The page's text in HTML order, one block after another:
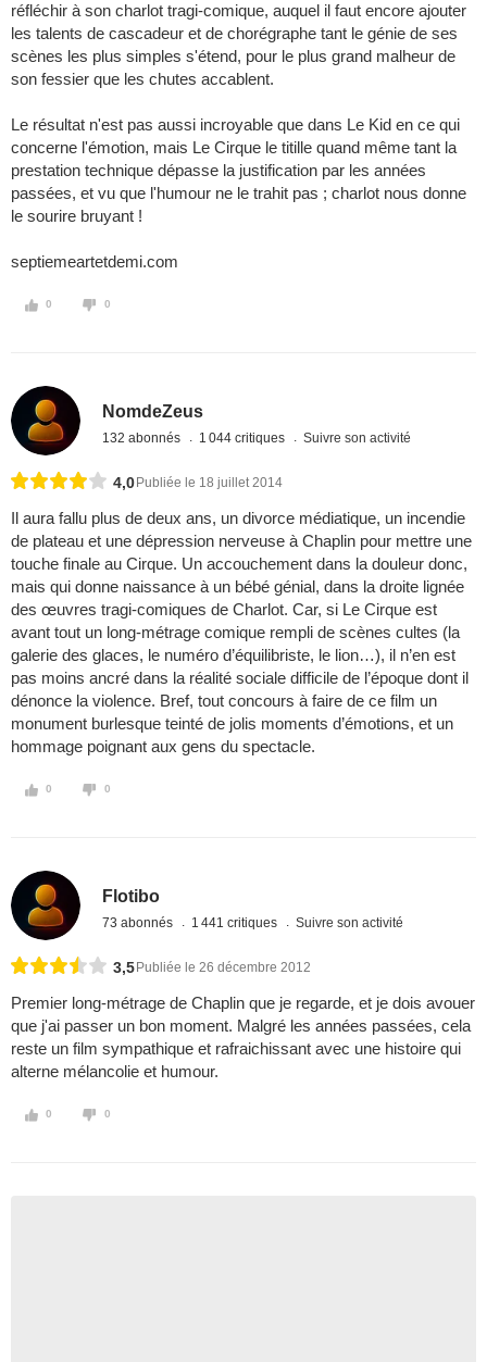
réfléchir à son charlot tragi-comique, auquel il faut encore ajouter
les talents de cascadeur et de chorégraphe tant le génie de ses
scènes les plus simples s'étend, pour le plus grand malheur de
son fessier que les chutes accablent.
Le résultat n'est pas aussi incroyable que dans Le Kid en ce qui
concerne l'émotion, mais Le Cirque le titille quand même tant la
prestation technique dépasse la justification par les années
passées, et vu que l'humour ne le trahit pas ; charlot nous donne
le sourire bruyant !
septiemeartetdemi.com
0 0
NomdeZeus
132 abonnés 1 044 critiques Suivre son activité
4,0 Publiée le 18 juillet 2014
Il aura fallu plus de deux ans, un divorce médiatique, un incendie
de plateau et une dépression nerveuse à Chaplin pour mettre une
touche finale au Cirque. Un accouchement dans la douleur donc,
mais qui donne naissance à un bébé génial, dans la droite lignée
des œuvres tragi-comiques de Charlot. Car, si Le Cirque est
avant tout un long-métrage comique rempli de scènes cultes (la
galerie des glaces, le numéro d’équilibriste, le lion…), il n’en est
pas moins ancré dans la réalité sociale difficile de l’époque dont il
dénonce la violence. Bref, tout concours à faire de ce film un
monument burlesque teinté de jolis moments d’émotions, et un
hommage poignant aux gens du spectacle.
0 0
Flotibo
73 abonnés 1 441 critiques Suivre son activité
3,5 Publiée le 26 décembre 2012
Premier long-métrage de Chaplin que je regarde, et je dois avouer
que j'ai passer un bon moment. Malgré les années passées, cela
reste un film sympathique et rafraichissant avec une histoire qui
alterne mélancolie et humour.
0 0